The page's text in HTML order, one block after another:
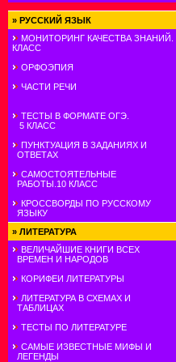
» РУССКИЙ ЯЗЫК
МОНИТОРИНГ КАЧЕСТВА ЗНАНИЙ.
КЛАСС
ОРФОЭПИЯ
ЧАСТИ РЕЧИ
ТЕСТЫ В ФОРМАТЕ ОГЭ.
5 КЛАСС
ПУНКТУАЦИЯ В ЗАДАНИЯХ И
ОТВЕТАХ
САМОСТОЯТЕЛЬНЫЕ
РАБОТЫ.10 КЛАСС
КРОССВОРДЫ ПО РУССКОМУ
ЯЗЫКУ
» ЛИТЕРАТУРА
ВЕЛИЧАЙШИЕ КНИГИ ВСЕХ
ВРЕМЕН И НАРОДОВ
КОРИФЕИ ЛИТЕРАТУРЫ
ЛИТЕРАТУРА В СХЕМАХ И
ТАБЛИЦАХ
ТЕСТЫ ПО ЛИТЕРАТУРЕ
САМЫЕ ИЗВЕСТНЫЕ МИФЫ И
ЛЕГЕНДЫ